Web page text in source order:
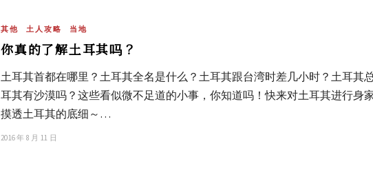
其他 土人攻略 当地
你真的了解土耳其吗？
土耳其首都在哪里？土耳其全名是什么？土耳其跟台湾时差几小时？土耳其
耳其有沙漠吗？这些看似微不足道的小事，你知道吗！快来对土耳其进行身
摸透土耳其的底细～…
2016 年 8 月 11 日